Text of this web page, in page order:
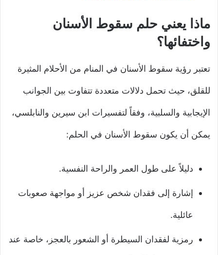
ماذا يعني حلم سقوط الأسنان
واختفائها؟
تعتبر رؤية سقوط الأسنان في المنام من الأحلام المثيرة
للقلق، حيث تحمل دلالات متعددة تتفاوت بين الجوانب
الإيجابية والسلبية، وفقاً لتفسيرات ابن سيرين والنابلسي،
يمكن أن يكون سقوط الأسنان في الحلم:
دليلاً على طول العمر والراحة النفسية.
إشارة إلى فقدان شخص عزيز أو مواجهة صعوبات
عائلية.
رمزية لفقدان السيطرة أو الشعور بالعجز، خاصة عند